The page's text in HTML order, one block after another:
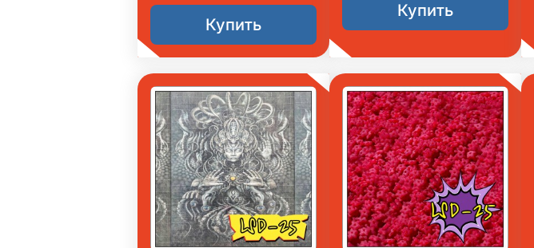
Купить
Купить